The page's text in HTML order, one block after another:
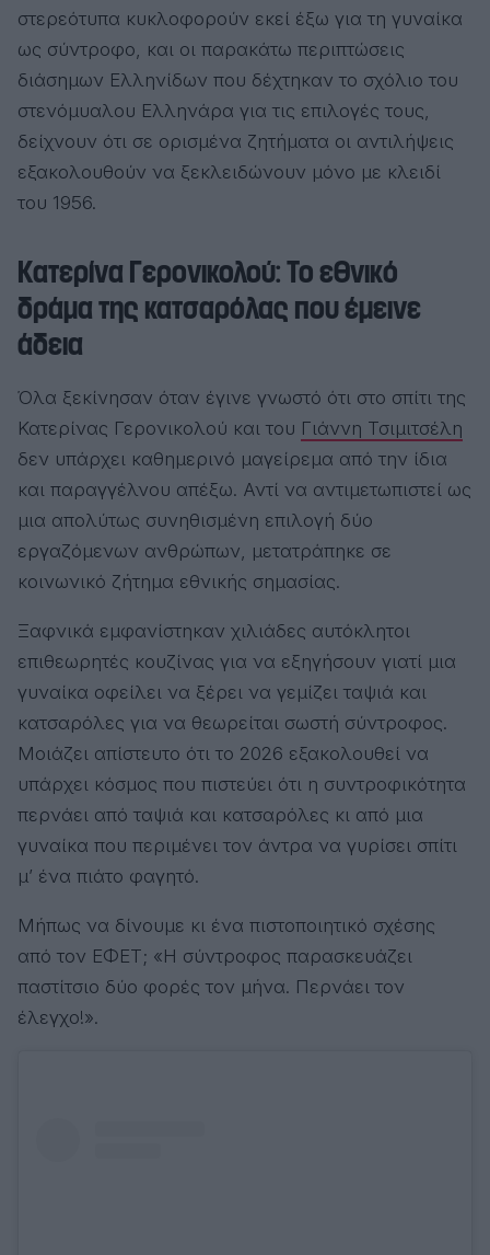
στερεότυπα κυκλοφορούν εκεί έξω για τη γυναίκα
ως σύντροφο, και οι παρακάτω περιπτώσεις
διάσημων Ελληνίδων που δέχτηκαν το σχόλιο του
στενόμυαλου Ελληνάρα για τις επιλογές τους,
δείχνουν ότι σε ορισμένα ζητήματα οι αντιλήψεις
εξακολουθούν να ξεκλειδώνουν μόνο με κλειδί
του 1956.
Κατερίνα Γερονικολού: Το εθνικό
δράμα της κατσαρόλας που έμεινε
άδεια
Όλα ξεκίνησαν όταν έγινε γνωστό ότι στο σπίτι της
Κατερίνας Γερονικολού και του Γιάννη Τσιμιτσέλη
δεν υπάρχει καθημερινό μαγείρεμα από την ίδια
και παραγγέλνου απέξω. Αντί να αντιμετωπιστεί ως
μια απολύτως συνηθισμένη επιλογή δύο
εργαζόμενων ανθρώπων, μετατράπηκε σε
κοινωνικό ζήτημα εθνικής σημασίας.
Ξαφνικά εμφανίστηκαν χιλιάδες αυτόκλητοι
επιθεωρητές κουζίνας για να εξηγήσουν γιατί μια
γυναίκα οφείλει να ξέρει να γεμίζει ταψιά και
κατσαρόλες για να θεωρείται σωστή σύντροφος.
Μοιάζει απίστευτο ότι το 2026 εξακολουθεί να
υπάρχει κόσμος που πιστεύει ότι η συντροφικότητα
περνάει από ταψιά και κατσαρόλες κι από μια
γυναίκα που περιμένει τον άντρα να γυρίσει σπίτι
μ’ ένα πιάτο φαγητό.
Μήπως να δίνουμε κι ένα πιστοποιητικό σχέσης
από τον ΕΦΕΤ; «Η σύντροφος παρασκευάζει
παστίτσιο δύο φορές τον μήνα. Περνάει τον
έλεγχο!».